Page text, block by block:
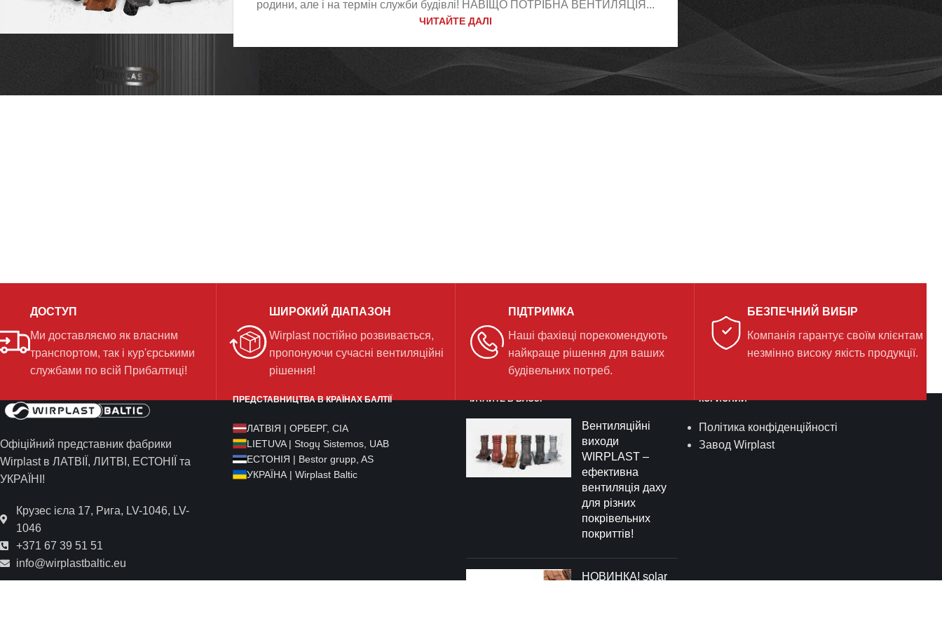
родини, але і на термін служби будівлі! НАВІЩО ПОТРІБНА ВЕНТИЛЯЦІЯ...
ЧИТАЙТЕ ДАЛІ
ДОСТУП
Ми доставляємо як власним
транспортом, так і кур'єрськими
службами по всій Прибалтиці!
ШИРОКИЙ ДІАПАЗОН
Wirplast постійно розвивається,
пропонуючи сучасні вентиляційні
рішення!
ПІДТРИМКА
Наші фахівці порекомендують
найкраще рішення для ваших
будівельних потреб.
БЕЗПЕЧНИЙ ВИБІР
Компанія гарантує своїм клієнтам
незмінно високу якість продукції.
Офіційний представник фабрики
Wirplast в ЛАТВІЇ, ЛИТВІ, ЕСТОНІЇ та
УКРАЇНІ!
Крузес ієла 17, Рига, LV-1046, LV-
1046
+371 67 39 51 51
info@wirplastbaltic.eu
ПРЕДСТАВНИЦТВА В КРАЇНАХ БАЛТІЇ
ЛАТВІЯ | ОРБЕРГ, СІА
LIETUVA | Stogų Sistemos, UAB
ЕСТОНІЯ | Bestor grupp, AS
УКРАЇНА | Wirplast Baltic
ЧИТАЙТЕ В БЛОЗІ
Вентиляційні
виходи
WIRPLAST –
ефективна
вентиляція даху
для різних
покрівельних
покриттів!
НОВИНКА! solar
КОРИСНИЙ
Політика конфіденційності
Завод Wirplast